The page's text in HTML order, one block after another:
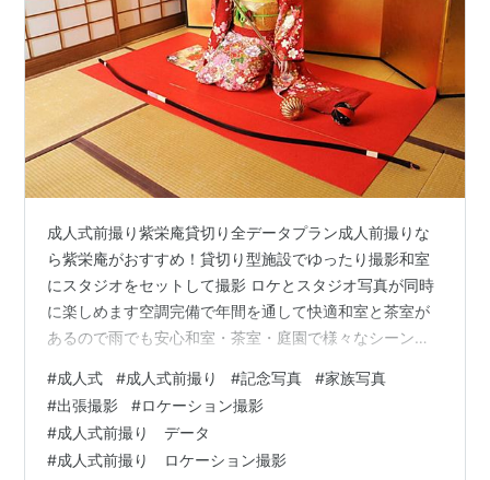
成人式前撮り紫栄庵貸切り全データプラン成人前撮りな
ら紫栄庵がおすすめ！貸切り型施設でゆったり撮影和室
にスタジオをセットして撮影 ロケとスタジオ写真が同時
に楽しめます空調完備で年間を通して快適和室と茶室が
あるので雨でも安心​​​​​​​和室・茶室・庭園で様々なシーンが
影もOK！和装に精通したカメラマン２名体制で ポーズ・
お着物をお直ししながら撮影撮影時間はゆとりの２時間
ゆったりとした撮影がお楽しみいただけます伝統的な和
装の振付けから 自然でカジュアルなポーズまでご希望に
#成人式 #成人式前撮り #記念写真 #家族写真
#出張撮影 #ロケーション撮影
#成人式前撮り データ
#成人式前撮り ロケーション撮影